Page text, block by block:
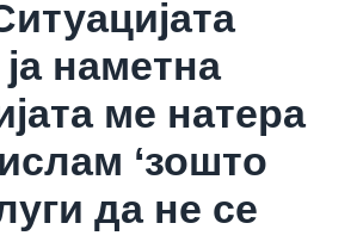
наметна
ме натера
‘зошто
да не се